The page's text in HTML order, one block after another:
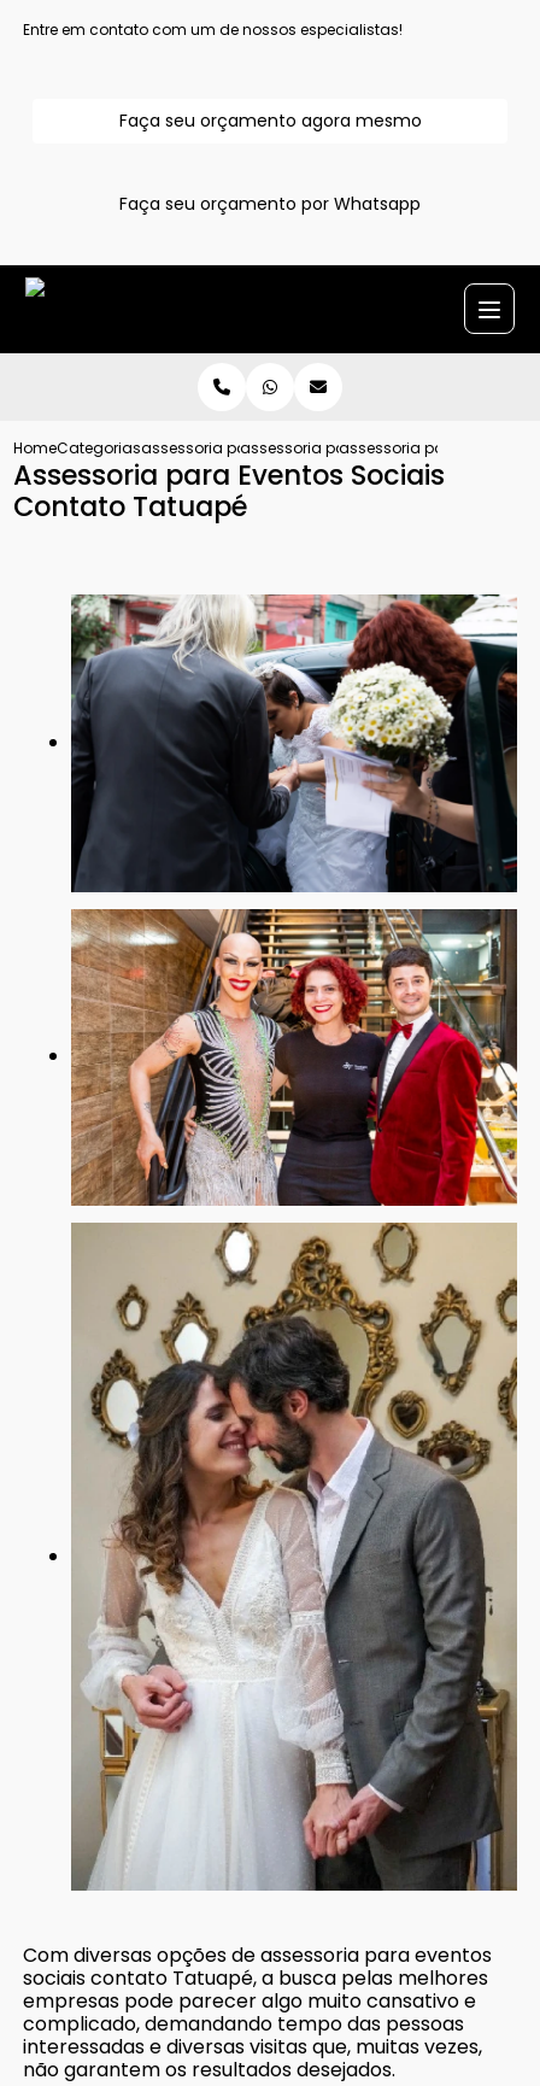
Entre em contato com um de nossos especialistas!
Faça seu orçamento agora mesmo
Faça seu orçamento por Whatsapp
HomeCategoriasassessoria para eventoassessoria para eventos sociais
assessoria para eventos
Assessoria para Eventos Sociais
Contato Tatuapé
Com diversas opções de assessoria para eventos
sociais contato Tatuapé, a busca pelas melhores
empresas pode parecer algo muito cansativo e
complicado, demandando tempo das pessoas
interessadas e diversas visitas que, muitas vezes,
não garantem os resultados desejados.